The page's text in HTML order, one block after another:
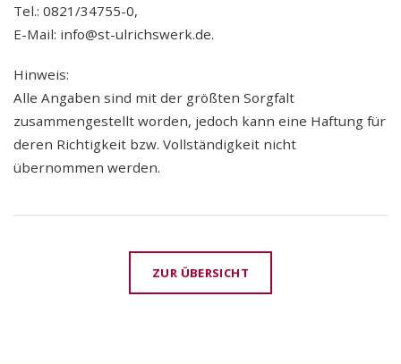
Tel.: 0821/34755-0,
E-Mail: info@st-ulrichswerk.de.
Hinweis:
Alle Angaben sind mit der größten Sorgfalt
zusammengestellt worden, jedoch kann eine Haftung für
deren Richtigkeit bzw. Vollständigkeit nicht
übernommen werden.
ZUR ÜBERSICHT